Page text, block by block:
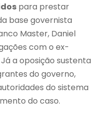
para prestar
base governista
Master, Daniel
com o ex-
a oposição sustenta
do governo,
do sistema
do caso.